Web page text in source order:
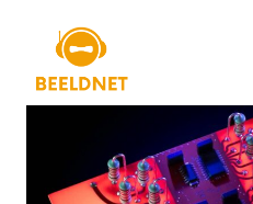
inhoud